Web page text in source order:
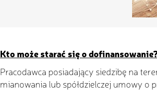
Kto może starać się o
Pracodawca posiadający siedzibę na
mianowania lub spółdzielczej umowy o